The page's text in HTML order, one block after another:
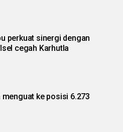
perkuat sinergi dengan
cegah Karhutla
menguat ke posisi 6.273